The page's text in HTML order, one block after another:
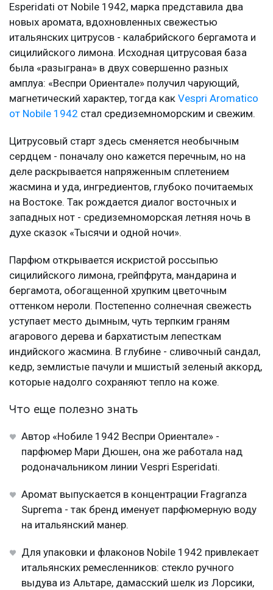
Esperidati от Nobile 1942, марка представила два
новых аромата, вдохновленных свежестью
итальянских цитрусов - калабрийского бергамота и
сицилийского лимона. Исходная цитрусовая база
была «разыграна» в двух совершенно разных
амплуа: «Веспри Ориентале» получил чарующий,
магнетический характер, тогда как Vespri Aromatico
от Nobile 1942 стал средиземноморским и свежим.
Цитрусовый старт здесь сменяется необычным
сердцем - поначалу оно кажется перечным, но на
деле раскрывается напряженным сплетением
жасмина и уда, ингредиентов, глубоко почитаемых
на Востоке. Так рождается диалог восточных и
западных нот - средиземноморская летняя ночь в
духе сказок «Тысячи и одной ночи».
Парфюм открывается искристой россыпью
сицилийского лимона, грейпфрута, мандарина и
бергамота, обогащенной хрупким цветочным
оттенком нероли. Постепенно солнечная свежесть
уступает место дымным, чуть терпким граням
агарового дерева и бархатистым лепесткам
индийского жасмина. В глубине - сливочный сандал,
кедр, землистые пачули и мшистый зеленый аккорд,
которые надолго сохраняют тепло на коже.
Что еще полезно знать
Автор «Нобиле 1942 Веспри Ориентале» -
парфюмер Мари Дюшен, она же работала над
родоначальником линии Vespri Esperidati.
Аромат выпускается в концентрации Fragranza
Suprema - так бренд именует парфюмерную воду
на итальянский манер.
Для упаковки и флаконов Nobile 1942 привлекает
итальянских ремесленников: стекло ручного
выдува из Альтаре, дамасский шелк из Лорсики,